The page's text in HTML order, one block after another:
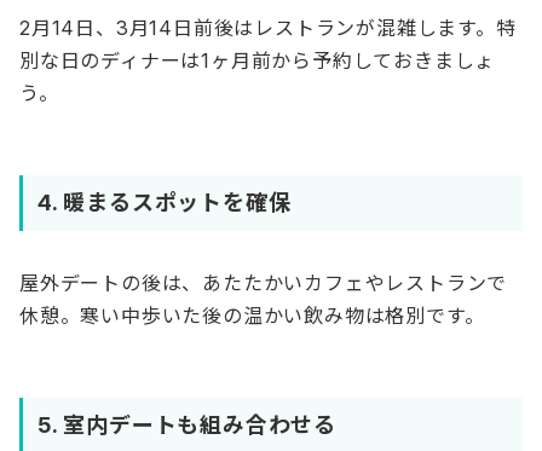
2月14日、3月14日前後はレストランが混雑します。特
別な日のディナーは1ヶ月前から予約しておきましょ
う。
4. 暖まるスポットを確保
屋外デートの後は、あたたかいカフェやレストランで
休憩。寒い中歩いた後の温かい飲み物は格別です。
5. 室内デートも組み合わせる